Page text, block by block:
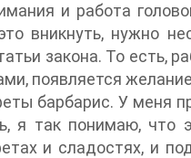
и работа
вникнуть, нужно
закона. То есть,
появляется
барбарис. У меня
я так понимаю, что
и сладостях, и